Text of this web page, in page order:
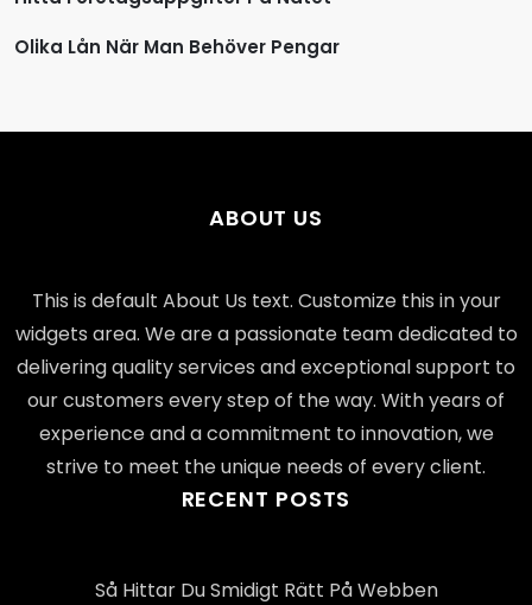
Olika Lån När Man Behöver Pengar
ABOUT US
This is default About Us text. Customize this in your
widgets area. We are a passionate team dedicated to
delivering quality services and exceptional support to
our customers every step of the way. With years of
experience and a commitment to innovation, we
strive to meet the unique needs of every client.
RECENT POSTS
Så Hittar Du Smidigt Rätt På Webben